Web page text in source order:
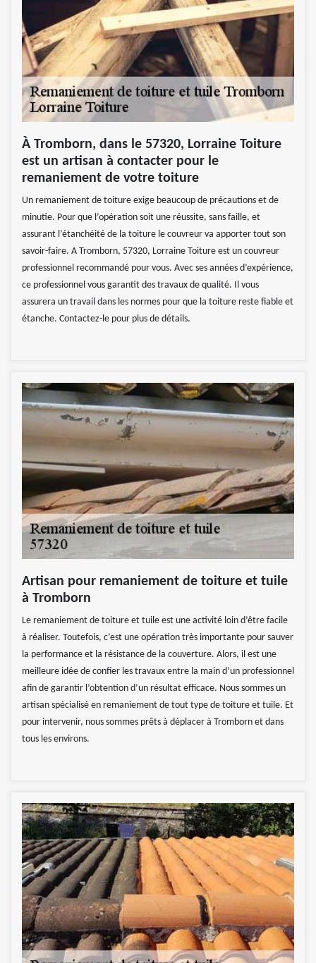
À Tromborn, dans le 57320, Lorraine Toiture
est un artisan à contacter pour le
remaniement de votre toiture
Un remaniement de toiture exige beaucoup de précautions et de
minutie. Pour que l’opération soit une réussite, sans faille, et
assurant l’étanchéité de la toiture le couvreur va apporter tout son
savoir-faire. A Tromborn, 57320, Lorraine Toiture est un couvreur
professionnel recommandé pour vous. Avec ses années d’expérience,
ce professionnel vous garantit des travaux de qualité. Il vous
assurera un travail dans les normes pour que la toiture reste fiable et
étanche. Contactez-le pour plus de détails.
Artisan pour remaniement de toiture et tuile
à Tromborn
Le remaniement de toiture et tuile est une activité loin d’être facile
à réaliser. Toutefois, c’est une opération très importante pour sauver
la performance et la résistance de la couverture. Alors, il est une
meilleure idée de confier les travaux entre la main d’un professionnel
afin de garantir l’obtention d’un résultat efficace. Nous sommes un
artisan spécialisé en remaniement de tout type de toiture et tuile. Et
pour intervenir, nous sommes prêts à déplacer à Tromborn et dans
tous les environs.